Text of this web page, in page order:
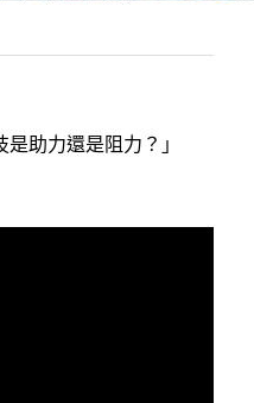
助力還是阻力？」